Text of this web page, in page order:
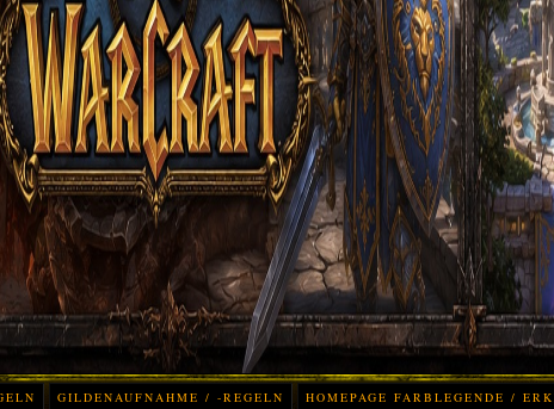
GILDENAUFNAHME / -REGELN HOMEPAGE FARBLEGENDE /